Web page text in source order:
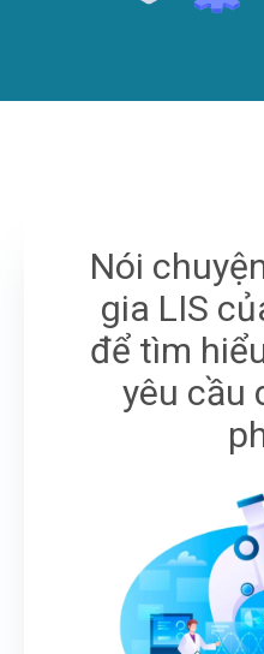
Nói
gia LIS
để tìm
yêu cầu